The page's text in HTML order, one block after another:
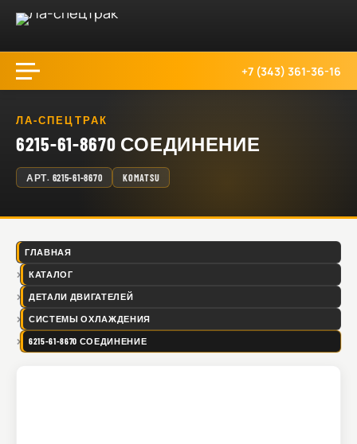
+7 (343) 361-36-16
ЛА-СПЕЦТРАК
6215-61-8670 СОЕДИНЕНИЕ
АРТ. 6215-61-8670 KOMATSU
ГЛАВНАЯ
КАТАЛОГ
ДЕТАЛИ ДВИГАТЕЛЕЙ
СИСТЕМЫ ОХЛАЖДЕНИЯ
6215-61-8670 СОЕДИНЕНИЕ